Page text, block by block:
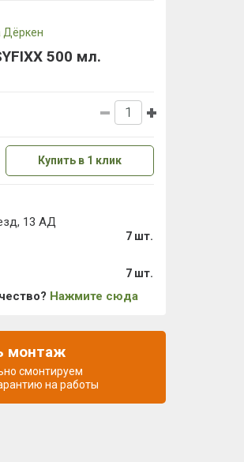
Дёркен
500 мл.
Купить в 1 клик
13 АД
7 шт.
7 шт.
Нажмите сюда
монтаж
смонтируем
на работы